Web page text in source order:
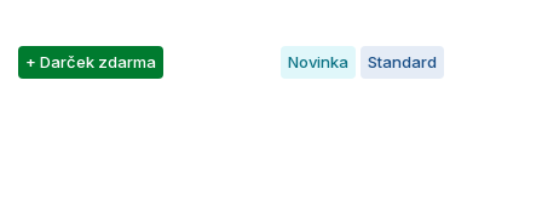
+ Darček zdarma Novinka Standard